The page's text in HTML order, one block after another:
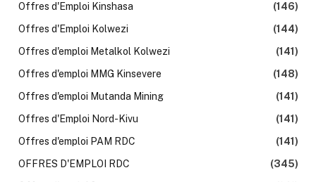
Offres d'Emploi Kinshasa
(146)
Offres d'Emploi Kolwezi
(144)
Offres d'emploi Metalkol Kolwezi
(141)
Offres d'emploi MMG Kinsevere
(148)
Offres d'emploi Mutanda Mining
(141)
Offres d'Emploi Nord-Kivu
(141)
Offres d'emploi PAM RDC
(141)
OFFRES D'EMPLOI RDC
(345)